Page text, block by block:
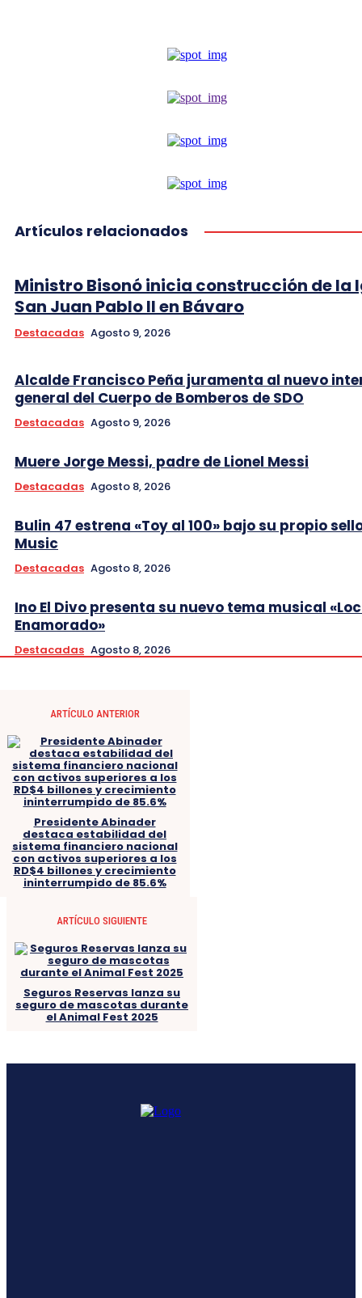
Artículos relacionados
Ministro Bisonó inicia construcción de la
San Juan Pablo II en Bávaro
Destacadas Agosto 9, 2026
Alcalde Francisco Peña juramenta al nuevo
general del Cuerpo de Bomberos de SDO
Destacadas Agosto 9, 2026
Muere Jorge Messi, padre de Lionel Messi
Destacadas Agosto 8, 2026
Bulin 47 estrena «Toy al 100» bajo su propio
Music
Destacadas Agosto 8, 2026
Ino El Divo presenta su nuevo tema musical
Enamorado»
Destacadas Agosto 8, 2026
ARTÍCULO ANTERIOR
Presidente Abinader
destaca estabilidad del
sistema financiero nacional
con activos superiores a los
RD$4 billones y crecimiento
ininterrumpido de 85.6%
ARTÍCULO SIGUIENTE
Seguros Reservas lanza su
seguro de mascotas durante
el Animal Fest 2025